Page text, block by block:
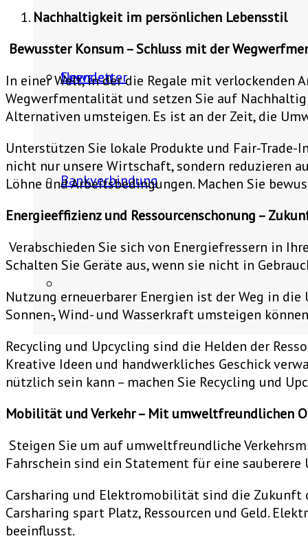
Spenden
Bankverbindung
Newsletter
Nachhaltigkeit im persönlichen Lebensstil
Bewusster Konsum – Schluss mit der
In einer Welt, in der die Regale mit verlockenden
Wegwerfmentalität und setzen Sie auf
Alternativen umsteigen. Es ist an der Zeit, die
Unterstützen Sie lokale Produkte und Fair-
nicht nur unsere Wirtschaft, sondern reduzieren
Löhne und Arbeitsbedingungen. Machen Sie
Energieeffizienz und Ressourcenschonung –
Verabschieden Sie sich von Energiefressern in
Schalten Sie Geräte aus, wenn sie nicht in
Nutzung erneuerbarer Energien ist der Weg in
Sonnen-, Wind- und Wasserkraft umsteigen
Recycling und Upcycling sind die Helden der
Kreative Ideen und handwerkliches Geschick
nützlich sein kann – machen Sie Recycling und
Mobilität und Verkehr – Mit umweltfreundlichen
Steigen Sie um auf umweltfreundliche
Fahrschein sind ein Statement für eine sauberere
Carsharing und Elektromobilität sind die Zukunft
Carsharing spart Platz, Ressourcen und Geld.
beeinflusst.